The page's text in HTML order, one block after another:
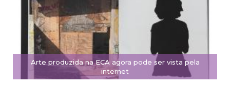
Arte produzida na ECA agora pode ser vista pela
internet